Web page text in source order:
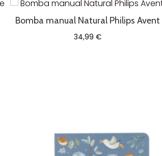
Bomba manual Natural Philips Avent
34,99€